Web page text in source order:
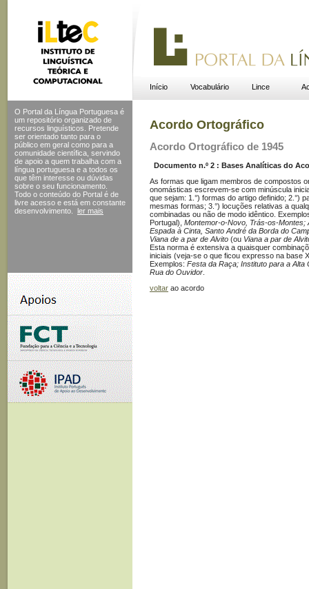
Início Vocabulário Lince
O Portal da Língua Portuguesa é
um repositório organizado de
recursos linguísticos. Pretende
ser orientado tanto para o
público em geral como para a
comunidade científica, servindo
de apoio a quem trabalha com a
língua portuguesa e a todos os
que têm interesse ou dúvidas
sobre o seu funcionamento.
Todo o conteúdo do Portal é de
livre acesso e está em constante
desenvolvimento.
ler mais
Acordo Ortográfico
Acordo Ortográfico de 1945
Documento n.º 2 : Bases Analíticas do
As formas que ligam membros de compostos
onomásticas escrevem-se com minúscula
que sejam: 1.°) formas do artigo definido; 2.°)
mesmas formas; 3.°) locuções relativas a
combinadas ou não de modo idêntico.
Portugal), Montemor-o-Novo, Trás-os-Montes;
Espada à Cinta, Santo André da Borda do
Viana de a par de Alvito (ou Viana a par de
Esta norma é extensiva a quaisquer
iniciais (veja-se o que ficou expresso na base
Exemplos: Festa da Raça; Instituto para a Alta
Rua do Ouvidor
voltar ao acordo